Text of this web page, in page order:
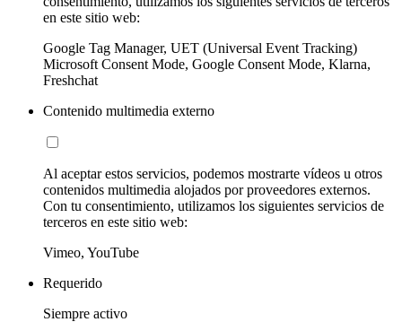
en este sitio web:
Google Tag Manager, UET (Universal Event Tracking)
Microsoft Consent Mode, Google Consent Mode, Klarna,
Freshchat
Contenido multimedia externo
Al aceptar estos servicios, podemos mostrarte vídeos u otros
contenidos multimedia alojados por proveedores externos.
Con tu consentimiento, utilizamos los siguientes servicios de
terceros en este sitio web:
Vimeo, YouTube
Requerido
Siempre activo